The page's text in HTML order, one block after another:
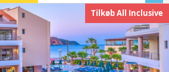
Tilkøb All Inclusive